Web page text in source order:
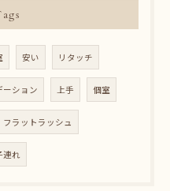
安い リタッチ
ーション 上手 個室
フラットラッシュ
連れ